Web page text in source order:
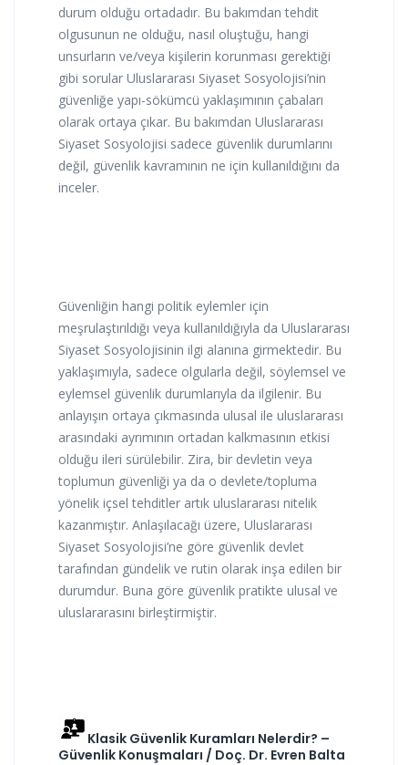
durum olduğu ortadadır. Bu bakımdan tehdit
olgusunun ne olduğu, nasıl oluştuğu, hangi
unsurların ve/veya kişilerin korunması gerektiği
gibi sorular Uluslararası Siyaset Sosyolojisi’nin
güvenliğe yapı-sökümcü yaklaşımının çabaları
olarak ortaya çıkar. Bu bakımdan Uluslararası
Siyaset Sosyolojisi sadece güvenlik durumlarını
değil, güvenlik kavramının ne için kullanıldığını da
inceler.
Güvenliğin hangi politik eylemler için
meşrulaştırıldığı veya kullanıldığıyla da Uluslararası
Siyaset Sosyolojisinin ilgi alanına girmektedir. Bu
yaklaşımıyla, sadece olgularla değil, söylemsel ve
eylemsel güvenlik durumlarıyla da ilgilenir. Bu
anlayışın ortaya çıkmasında ulusal ile uluslararası
arasındaki ayrımının ortadan kalkmasının etkisi
olduğu ileri sürülebilir. Zira, bir devletin veya
toplumun güvenliği ya da o devlete/topluma
yönelik içsel tehditler artık uluslararası nitelik
kazanmıştır. Anlaşılacağı üzere, Uluslararası
Siyaset Sosyolojisi’ne göre güvenlik devlet
tarafından gündelik ve rutin olarak inşa edilen bir
durumdur. Buna göre güvenlik pratikte ulusal ve
uluslararasını birleştirmiştir.
Klasik Güvenlik Kuramları Nelerdir? –
Güvenlik Konuşmaları / Doç. Dr. Evren Balta